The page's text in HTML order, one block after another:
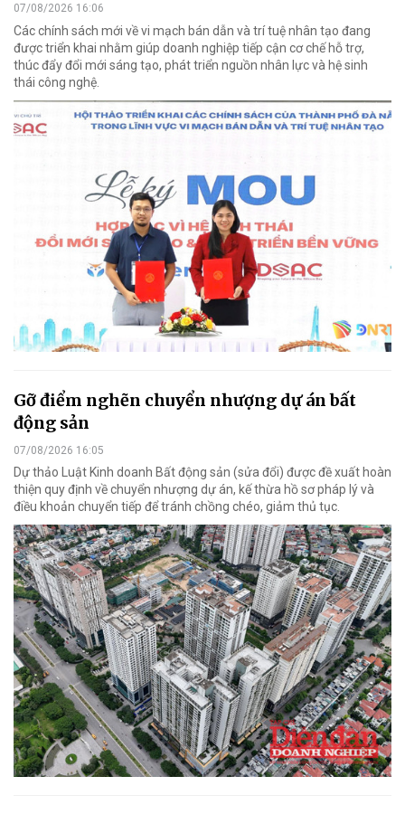
07/08/2026 16:06
Các chính sách mới về vi mạch bán dẫn và trí tuệ nhân tạo đang
được triển khai nhằm giúp doanh nghiệp tiếp cận cơ chế hỗ trợ,
thúc đẩy đổi mới sáng tạo, phát triển nguồn nhân lực và hệ sinh
thái công nghệ.
Gỡ điểm nghẽn chuyển nhượng dự án bất
động sản
07/08/2026 16:05
Dự thảo Luật Kinh doanh Bất động sản (sửa đổi) được đề xuất hoàn
thiện quy định về chuyển nhượng dự án, kế thừa hồ sơ pháp lý và
điều khoản chuyển tiếp để tránh chồng chéo, giảm thủ tục.